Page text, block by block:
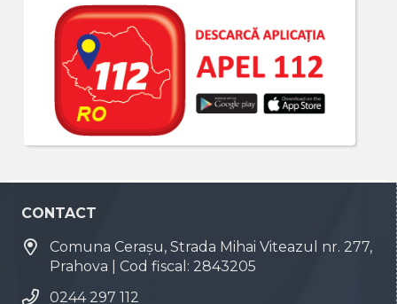
CONTACT
Comuna Cerașu, Strada Mihai Viteazul nr. 277,
Prahova | Cod fiscal: 2843205
0244 297 112